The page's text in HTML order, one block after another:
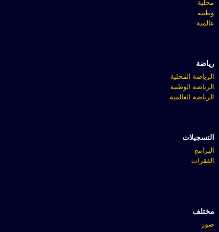
محلية
وطنية
عالمية
رياضة
الرياضة المحلية
الرياضة الوطنية
الرياضة العالمية
التسجيلات
البرامج
الفقرات
مختلف
صور